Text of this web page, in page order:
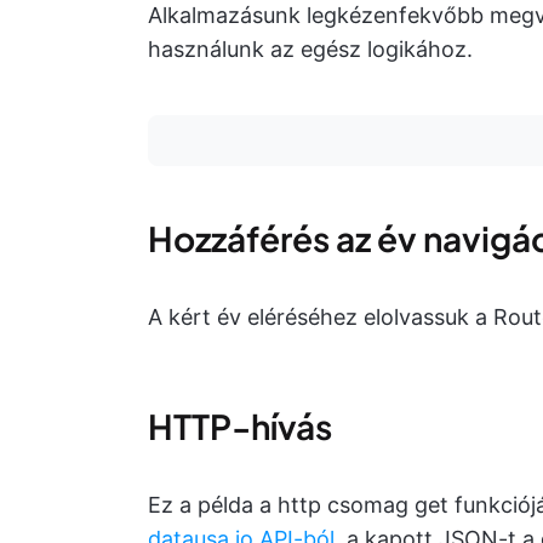
Alkalmazásunk legkézenfekvőbb
használunk az egész logikához.
Hozzáférés az év
A kért év eléréséhez elolvassuk a
HTTP-hívás
Ez a példa a http csomag get